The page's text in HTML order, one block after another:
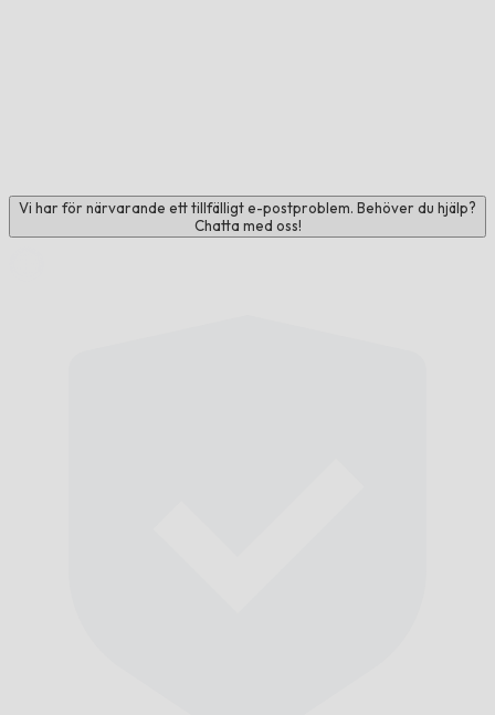
Vi har för närvarande ett tillfälligt e-postproblem. Behöver du hjälp?
Chatta med oss!